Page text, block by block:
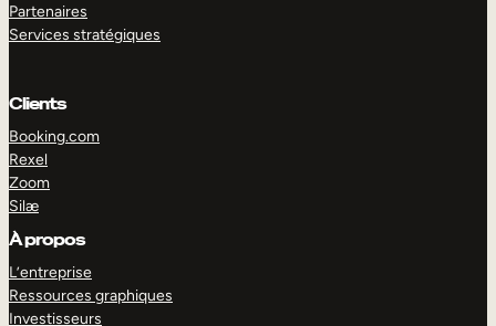
Partenaires
Services stratégiques
Clients
Booking.com
Rexel
Zoom
Silæ
À propos
L’entreprise
Ressources graphiques
Investisseurs